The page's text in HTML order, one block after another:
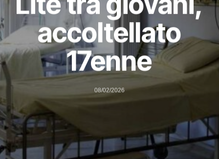
accoltellato
17enne
08/02/2026